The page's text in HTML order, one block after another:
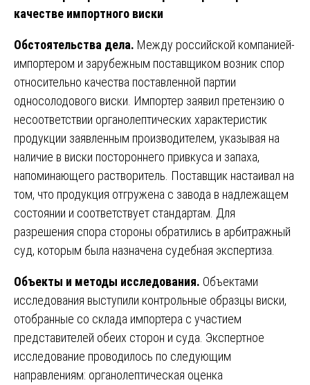
качестве импортного виски
Обстоятельства дела. Между российской компанией-
импортером и зарубежным поставщиком возник спор
относительно качества поставленной партии
односолодового виски. Импортер заявил претензию о
несоответствии органолептических характеристик
продукции заявленным производителем, указывая на
наличие в виски постороннего привкуса и запаха,
напоминающего растворитель. Поставщик настаивал на
том, что продукция отгружена с завода в надлежащем
состоянии и соответствует стандартам. Для
разрешения спора стороны обратились в арбитражный
суд, которым была назначена судебная экспертиза.
Объекты и методы исследования. Объектами
исследования выступили контрольные образцы виски,
отобранные со склада импортера с участием
представителей обеих сторон и суда. Экспертное
исследование проводилось по следующим
направлениям: органолептическая оценка